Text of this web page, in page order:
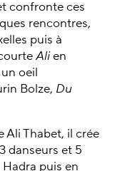
confronte ces
rencontres,
puis à
Alien
oeil
Bolze, Du
Ali Thabet, il crée
danseurs et 5
puis en